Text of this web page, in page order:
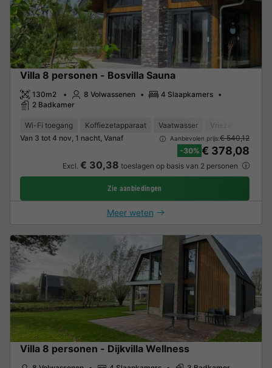
Villa 8 personen - Bosvilla Sauna
130m2 8 Volwassenen
4 Slaapkamers
2 Badkamer
Wi-Fi toegang Koffiezetapparaat Vaatwasser Vriezer
Van 3 tot 4 nov, 1 nacht, Vanaf
Aanbevolen prijs:€ 540,12
-30% € 378,08
Excl. € 30,38 toeslagen op basis van 2 personen
Zie aanbiedingen
Meer weten
Villa 8 personen - Dijkvilla Wellness